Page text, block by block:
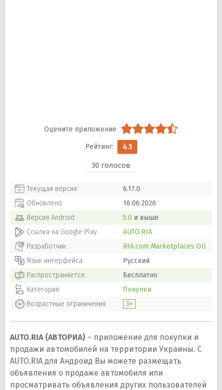
4.1
30 голосов
Текущая версия:
6.17.0
Обновлено:
16.06.2026
Версия Android: 5.0 и выше
Ссылка на Google Play:
AUTO.RIA
Разработчик:
RIA.com Marketplaces OÜ
Язык интерфейса:
Русский
Распространяется:
Бесплатно
Категория:
Покупки
Возрастные ограничения:
3+
AUTO.RIA (АВТОРИА) – приложение для покупки и
продажи автомобилей на территории Украины. С
AUTO.RIA для Андроид Вы можете размещать
объявления о продаже автомобиля или
просматривать объявления других пользователей